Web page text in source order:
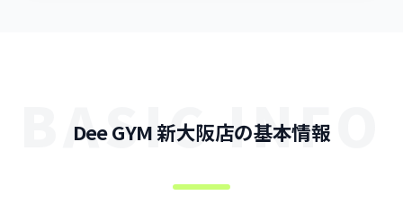
BASIC INFO
Dee GYM 新大阪店の基本情報